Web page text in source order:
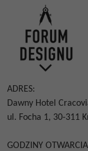
ADRES:
Dawny Hotel
ul. Focha 1, 30-311
GODZINY